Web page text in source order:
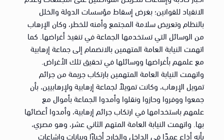
الانقياد للقوانين؛ بغرض إسقاط مؤسسات الدولة والخلل
بالنظام وتعريض سلامة المجتمع وأمنه للخطر، وكان الإرهاب
من الوسائل التي تستخدمها الجماعة في تنفيذ أغراضها. كما
اتهمت النيابة العامة المتهمين بالانضمام إلى جماعة إرهابية
مع علمهم بأغراضها ووسائلها في تحقيق تلك الأغراض.
واتهمت النيابة العامة المتهمين بارتكاب جريمة من جرائم
تمويل الإرهاب، وكانت تمويلاً لجماعة إرهابية ولإرهابيين، بأن
جمعوا ووفروا وحازوا ونقلوا وأمدوا الجماعة بأموال مع
علمهم باستخدامها في ارتكاب جرائم إرهابية، وأمدوا أعضائها
بها. واتهمت النيابة العامة المتهم الثاني عشر، وهو مصري،
بأنه أذاع عمدًا في الداخل والخارج أخبارًا وبيانات وإشاعات